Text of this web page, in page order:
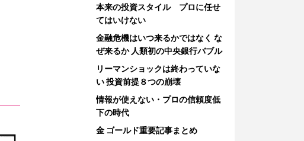
本来の投資スタイル プロに任せ
てはいけない
金融危機はいつ来るかではなく な
ぜ来るか 人類初の中央銀行バブル
リーマンショックは終わっていな
い 投資前提８つの崩壊
情報が使えない・プロの信頼度低
下の時代
金 ゴールド重要記事まとめ